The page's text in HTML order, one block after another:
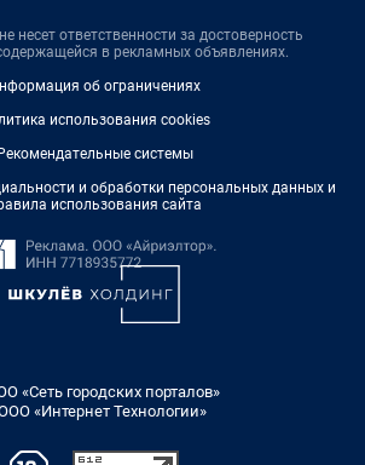
несет ответственности за достоверность
в рекламных объявлениях.
об ограничениях
использования cookies
Рекомендательные системы
и обработки персональных данных и
использования сайта
«Сеть городских порталов»
«Интернет Технологии»